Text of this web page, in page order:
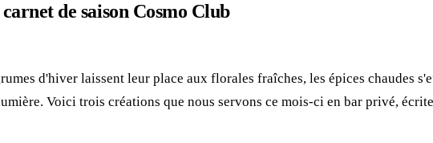
de saison Cosmo Club
d'hiver laissent leur place aux florales fraîches, les épices chaudes
Voici trois créations que nous servons ce mois-ci en bar privé,